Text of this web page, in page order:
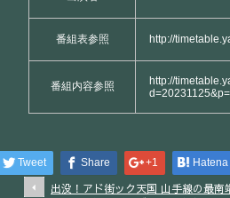
番組表参照 http://
番組内容参照
http://
Tweet Share +1 Hatena
出没！アド街ック天国 山手線の最南